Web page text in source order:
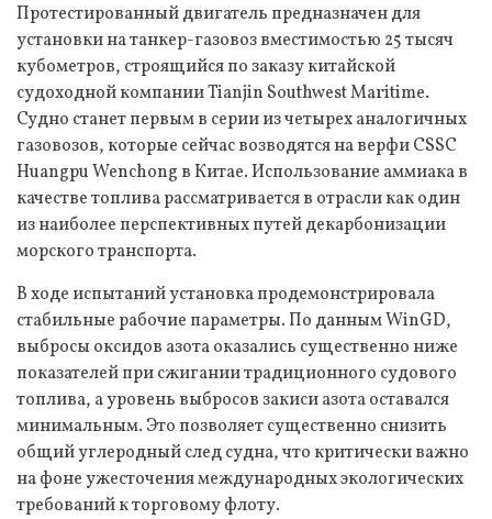
Протестированный двигатель предназначен для
установки на танкер-газовоз вместимостью 25 тысяч
кубометров, строящийся по заказу китайской
судоходной компании Tianjin Southwest Maritime.
Судно станет первым в серии из четырех аналогичных
газовозов, которые сейчас возводятся на верфи CSSC
Huangpu Wenchong в Китае. Использование аммиака в
качестве топлива рассматривается в отрасли как один
из наиболее перспективных путей декарбонизации
морского транспорта.
В ходе испытаний установка продемонстрировала
стабильные рабочие параметры. По данным WinGD,
выбросы оксидов азота оказались существенно ниже
показателей при сжигании традиционного судового
топлива, а уровень выбросов закиси азота оставался
минимальным. Это позволяет существенно снизить
общий углеродный след судна, что критически важно
на фоне ужесточения международных экологических
требований к торговому флоту.